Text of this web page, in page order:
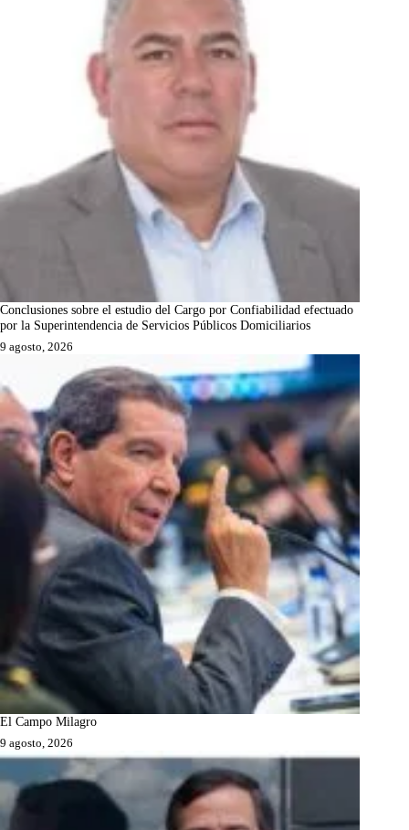
Conclusiones sobre el estudio del Cargo por Confiabilidad efectuado
por la Superintendencia de Servicios Públicos Domiciliarios
9 agosto, 2026
El Campo Milagro
9 agosto, 2026